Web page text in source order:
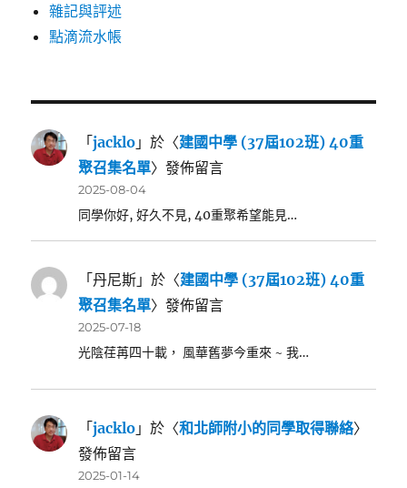
雜記與評述
點滴流水帳
「jacklo 」於〈建國中學 (37屆102班) 40重
聚召集名單〉發佈留言
2025-08-04
同學你好, 好久不見, 40重聚希望能見…
「丹尼斯 」於〈建國中學 (37屆102班) 40重
聚召集名單〉發佈留言
2025-07-18
光陰荏苒四十載， 風華舊夢今重來 ~ 我…
「jacklo 」於〈和北師附小的同學取得聯絡〉
發佈留言
2025-01-14